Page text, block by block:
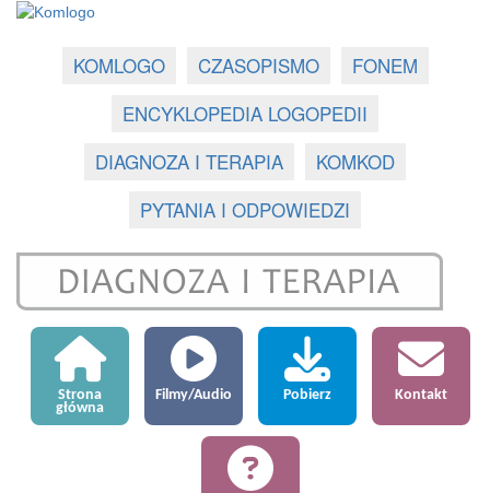
KOMLOGO CZASOPISMO
FONEM
ENCYKLOPEDIA LOGOPEDII
DIAGNOZA I TERAPIA
KOMKOD
PYTANIA I ODPOWIEDZI
Strona
główna
Filmy/Audio Pobierz Kontakt